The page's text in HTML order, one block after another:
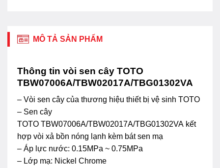
MÔ TẢ SẢN PHẨM
Thông tin vòi sen cây TOTO
TBW07006A/TBW02017A/TBG01302VA
– Vòi sen cây của thương hiệu thiết bị vệ sinh TOTO
– Sen cây
TOTO TBW07006A/TBW02017A/TBG01302VA kết
hợp vòi xả bồn nóng lạnh kèm bát sen mạ
– Áp lực nước: 0.15MPa ~ 0.75MPa
– Lớp mạ: Nickel Chrome